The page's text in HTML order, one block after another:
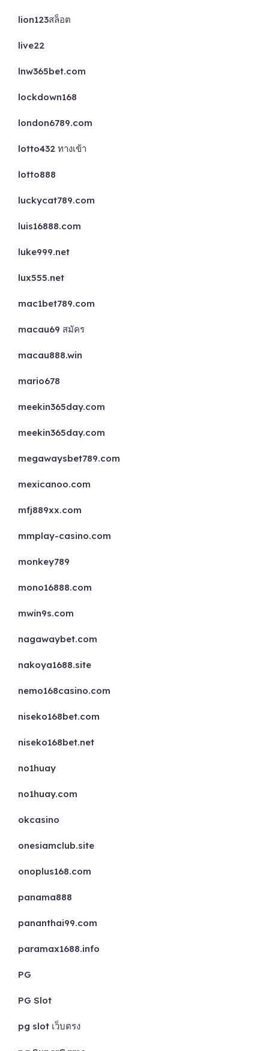
lion123สล็อต
live22
lnw365bet.com
lockdown168
london6789.com
lotto432 ทางเข้า
lotto888
luckycat789.com
luis16888.com
luke999.net
lux555.net
mac1bet789.com
macau69 สมัคร
macau888.win
mario678
meekin365day.com
meekin365day.com
megawaysbet789.com
mexicanoo.com
mfj889xx.com
mmplay-casino.com
monkey789
mono16888.com
mwin9s.com
nagawaybet.com
nakoya1688.site
nemo168casino.com
niseko168bet.com
niseko168bet.net
no1huay
no1huay.com
okcasino
onesiamclub.site
onoplus168.com
panama888
pananthai99.com
paramax1688.info
PG
PG Slot
pg slot เว็บตรง